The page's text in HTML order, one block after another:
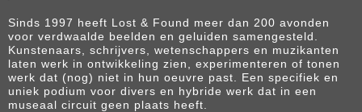
Sinds 1997 heeft Lost & Found meer dan 200 avonden
voor verdwaalde beelden en geluiden samengesteld.
Kunstenaars, schrijvers, wetenschappers en muzikanten
laten werk in ontwikkeling zien, experimenteren of tonen
werk dat (nog) niet in hun oeuvre past. Een specifiek en
uniek podium voor divers en hybride werk dat in een
museaal circuit geen plaats heeft.